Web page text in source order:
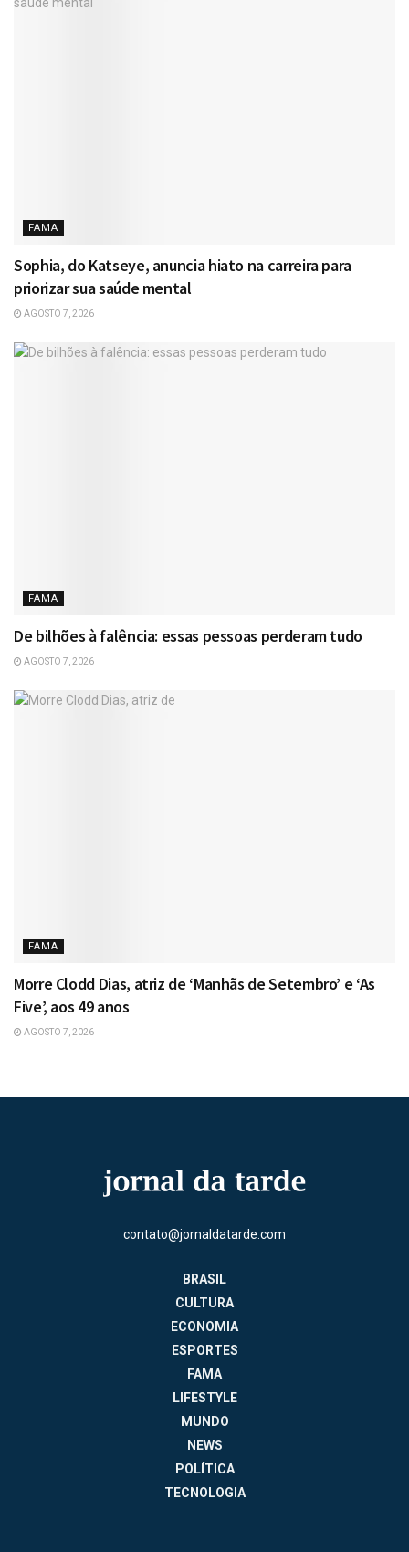
FAMA
Sophia, do Katseye, anuncia hiato na carreira para
priorizar sua saúde mental
AGOSTO 7, 2026
FAMA
De bilhões à falência: essas pessoas perderam tudo
AGOSTO 7, 2026
FAMA
Morre Clodd Dias, atriz de ‘Manhãs de Setembro’ e ‘As
Five’, aos 49 anos
AGOSTO 7, 2026
contato@jornaldatarde.com
BRASIL
CULTURA
ECONOMIA
ESPORTES
FAMA
LIFESTYLE
MUNDO
NEWS
POLÍTICA
TECNOLOGIA